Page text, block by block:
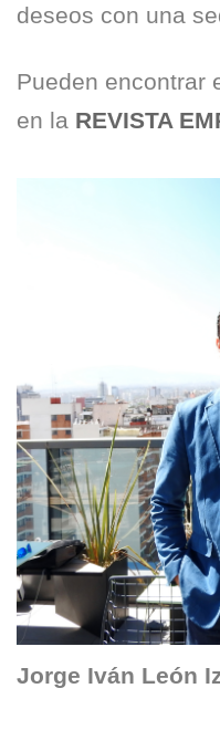
deseos con una
Pueden encontrar
en la REVISTA
Jorge Iván León